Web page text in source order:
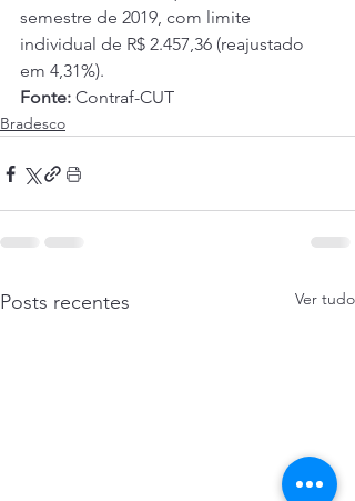
semestre de 2019, com limite
individual de R$ 2.457,36 (reajustado
em 4,31%).
Fonte: Contraf-CUT
Bradesco
Posts recentes Ver tudo